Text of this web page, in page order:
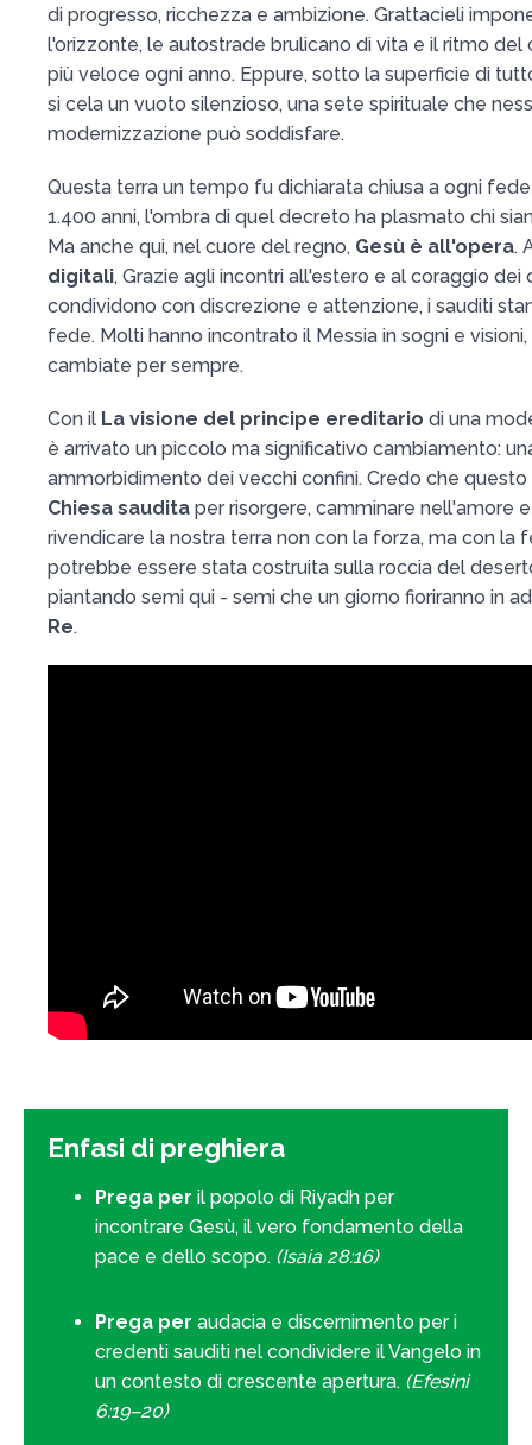
di progresso, ricchezza e ambizione. Grattacieli
l'orizzonte, le autostrade brulicano di vita e il ritmo
più veloce ogni anno. Eppure, sotto la superficie di
si cela un vuoto silenzioso, una sete spirituale che
modernizzazione può soddisfare.
Questa terra un tempo fu dichiarata chiusa a ogni
1.400 anni, l'ombra di quel decreto ha plasmato chi
Ma anche qui, nel cuore del regno, Gesù è all'opera.
digitali, Grazie agli incontri all'estero e al coraggio dei
condividono con discrezione e attenzione, i sauditi
fede. Molti hanno incontrato il Messia in sogni e
cambiate per sempre.
Con il La visione del principe ereditario di una
è arrivato un piccolo ma significativo cambiamento:
ammorbidimento dei vecchi confini. Credo che
Chiesa saudita per risorgere, camminare nell'amore
rivendicare la nostra terra non con la forza, ma con la
potrebbe essere stata costruita sulla roccia del
piantando semi qui - semi che un giorno fioriranno in
Re.
Enfasi di preghiera
Prega per il popolo di Riyadh per
incontrare Gesù, il vero fondamento della
pace e dello scopo. (Isaia 28:16)
Prega per audacia e discernimento per i
credenti sauditi nel condividere il Vangelo in
un contesto di crescente apertura. (Efesini
6:19–20)